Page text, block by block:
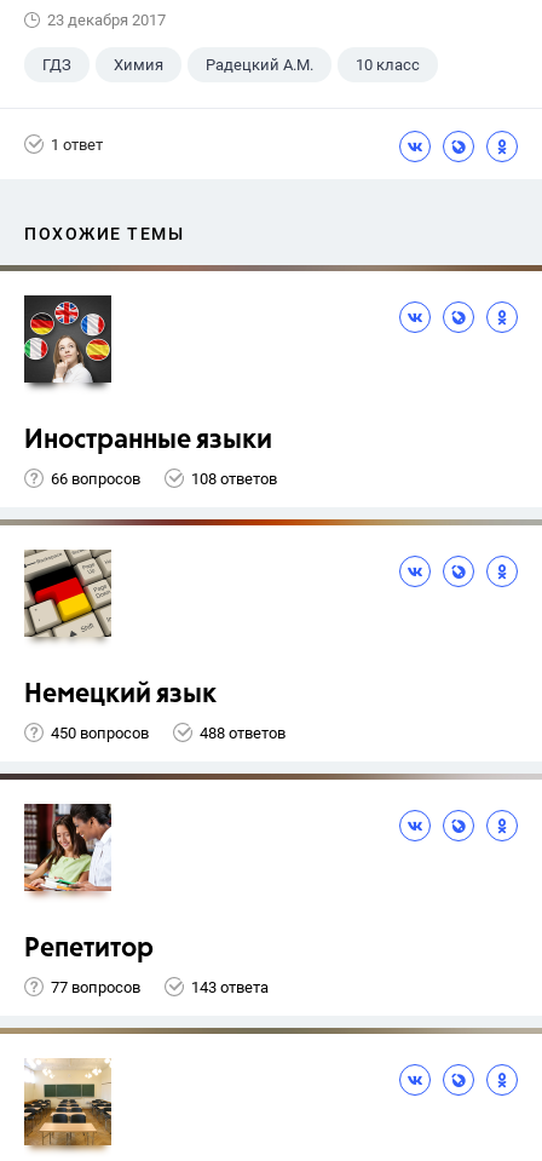
23 декабря 2017
ГДЗ Химия Радецкий А.М. 10 класс
1 ответ
ПОХОЖИЕ ТЕМЫ
Иностранные языки
66 вопросов 108 ответов
Немецкий язык
450 вопросов 488 ответов
Репетитор
77 вопросов 143 ответа